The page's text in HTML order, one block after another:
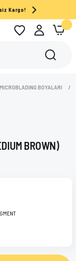
Kargo!
BOYALARI
BROWN)